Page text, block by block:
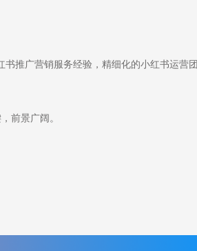
推广营销服务经验，精细化的小红书运营团
前景广阔。